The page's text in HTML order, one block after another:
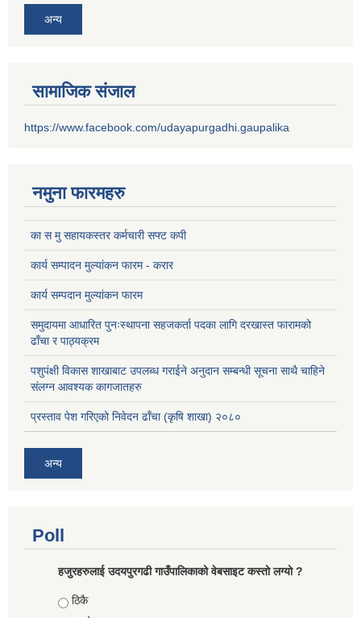
अन्य
सामाजिक संजाल
https://www.facebook.com/udayapurgadhi.gaupalika
नमुना फारमहरु
का स मु सहायकस्तर कर्मचारी सफ्ट कपी
कार्य सम्पादन मुल्यांकन फारम - करार
कार्य सम्पदान मुल्यांकन फारम
समुदायमा आधारित पुनःस्थापना सहजकर्ता पदका लागि दरखास्त फारामको
ढाँचा र पाठ्यक्रम
पशुपंक्षी विकास शाखाबाट उपलब्ध गराईने अनुदान सम्बन्धी सूचना साथै चाहिने
संलग्न आवश्यक कागजातहरु
प्रस्ताव पेश गरिएको निवेदन ढाँचा (कृषि शाखा) २०८०
अन्य
Poll
हजुरहरुलाई उदयपुरगढी गाउँपालिकाको वेबसाइट कस्तो लग्यो ?
Choices
ठिकै